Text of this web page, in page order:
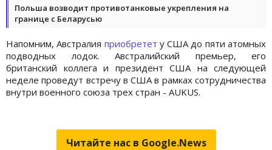
Польша возводит противотанковые укрепления на
границе с Беларусью
Напомним, Австралия приобретет у США до пяти атомных
подводных лодок. Австралийский премьер, его
британский коллега и президент США на следующей
неделе проведут встречу в США в рамках сотрудничества
внутри военного союза трех стран - AUKUS.
Читайте нас в Google.News